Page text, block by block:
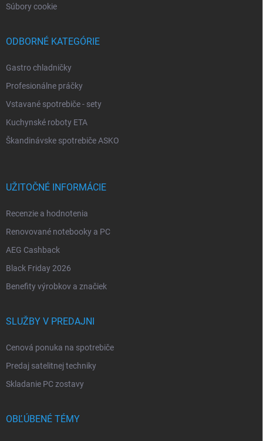
Súbory cookie
ODBORNÉ KATEGÓRIE
Gastro chladničky
Profesionálne práčky
Vstavané spotrebiče - sety
Kuchynské roboty ETA
Škandinávske spotrebiče ASKO
UŽITOČNÉ INFORMÁCIE
Recenzie a hodnotenia
Renovované notebooky a PC
AEG Cashback
Black Friday 2026
Benefity výrobkov a značiek
SLUŽBY V PREDAJNI
Cenová ponuka na spotrebiče
Predaj satelitnej techniky
Skladanie PC zostavy
OBĽÚBENÉ TÉMY